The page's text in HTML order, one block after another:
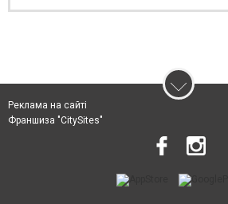
Реклама на сайті
Франшиза "CitySites"